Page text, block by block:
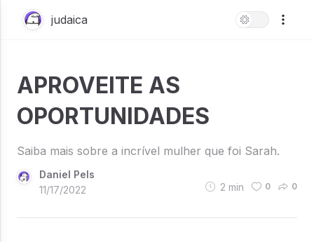
judaica
APROVEITE AS
OPORTUNIDADES
Saiba mais sobre a incrível mulher que foi Sarah.
Daniel Pels
11/17/2022
2 min 0 0